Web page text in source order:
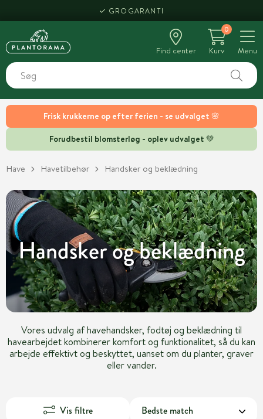
Frisk krukkerne op efter ferien - se udvalget 🌸
Forudbestil blomsterløg - oplev udvalget 💚
HENT SAMME DAG
Find center
0
Kurv
Menu
Have Havetilbehør Handsker og beklædning
Handsker og beklædning
Vores udvalg af havehandsker, fodtøj og beklædning til
havearbejdet kombinerer komfort og funktionalitet, så du kan
arbejde effektivt og beskyttet, uanset om du planter, graver
eller vander.
Vis filtre